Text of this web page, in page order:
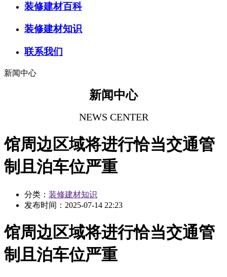
装修建材百科
装修建材知识
联系我们
新闻中心
新闻中心
NEWS CENTER
馆周边区域将进行恰当交通管
制且泊车位严重
分类： 装修建材知识
发布时间： 2025-07-14 22:23
馆周边区域将进行恰当交通管
制且泊车位严重